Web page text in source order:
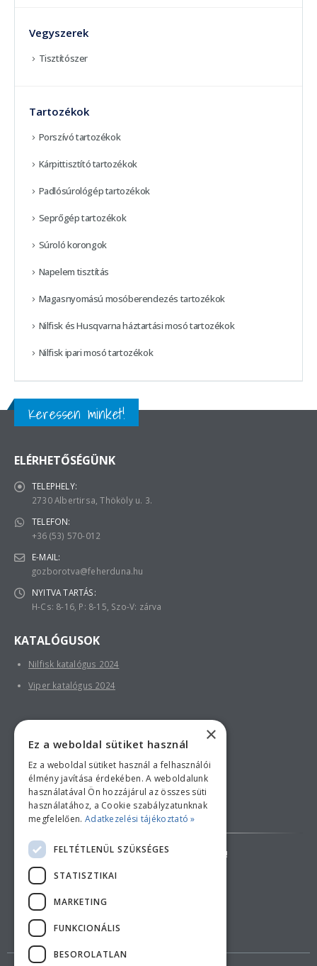
Vegyszerek
Tisztítószer
Tartozékok
Porszívó tartozékok
Kárpittisztító tartozékok
Padlósúrológép tartozékok
Seprőgép tartozékok
Súroló korongok
Napelem tisztítás
Magasnyomású mosóberendezés tartozékok
Nilfisk és Husqvarna háztartási mosó tartozékok
Nilfisk ipari mosó tartozékok
Keressen minket!
ELÉRHETŐSÉGÜNK
TELEPHELY:
2730 Albertirsa, Thököly u. 3.
TELEFON:
+36 (53) 570-012
E-MAIL:
gozborotva@feherduna.hu
NYITVA TARTÁS:
H-Cs: 8-16, P: 8-15, Szo-V: zárva
KATALÓGUSOK
Nilfisk katalógus 2024
Viper katalógus 2024
Bankkártyás fizetési tájékoztató
AZ ÁRAK TÁJÉKOZTATÓ JELLEGŰEK!
×
Ez a weboldal sütiket használ
Ez a weboldal sütiket használ a felhasználói
élmény javítása érdekében. A weboldalunk
használatával Ön hozzájárul az összes süti
használatához, a Cookie szabályzatunknak
megfelelően. Adatkezelési tájékoztató »
FELTÉTLENÜL SZÜKSÉGES
STATISZTIKAI
MARKETING
FUNKCIONÁLIS
BESOROLATLAN